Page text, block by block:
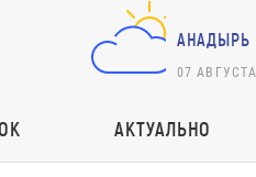
АНАДЫРЬ
07 АВГУСТА
АКТУАЛЬНО